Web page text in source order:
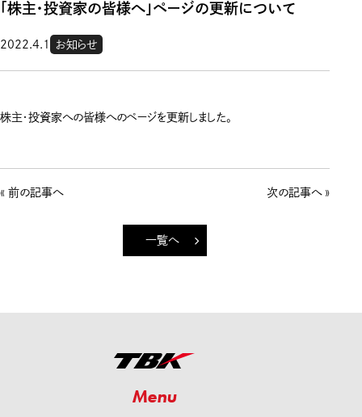
「株主・投資家の皆様へ」ページの更新について
2022.4.1 お知らせ
株主・投資家への皆様へのページを更新しました。
« 前の記事へ 次の記事へ »
一覧へ
Menu